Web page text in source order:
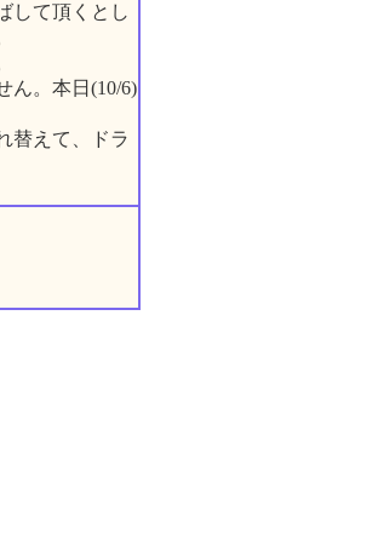
して頂くとし
ん。本日(10/6)
替えて、ドラ